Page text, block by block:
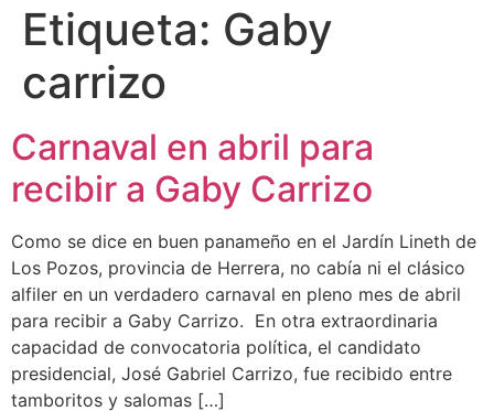
Etiqueta: Gaby
carrizo
Carnaval en abril para
recibir a Gaby Carrizo
Como se dice en buen panameño en el Jardín Lineth de
Los Pozos, provincia de Herrera, no cabía ni el clásico
alfiler en un verdadero carnaval en pleno mes de abril
para recibir a Gaby Carrizo. En otra extraordinaria
capacidad de convocatoria política, el candidato
presidencial, José Gabriel Carrizo, fue recibido entre
tamboritos y salomas […]